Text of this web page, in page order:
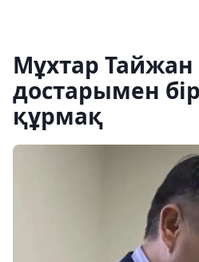
Мұхтар Тайжан
достарымен
құрмақ